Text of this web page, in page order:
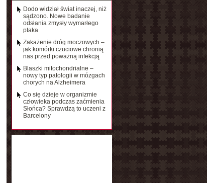
Dodo widział świat inaczej, niż
sądzono. Nowe badanie
odsłania zmysły wymarłego
ptaka
Zakażenie dróg moczowych –
jak komórki czuciowe chronią
nas przed poważną infekcją
Blaszki mitochondrialne –
nowy typ patologii w mózgach
chorych na Alzheimera
Co się dzieje w organizmie
człowieka podczas zaćmienia
Słońca? Sprawdzą to uczeni z
Barcelony